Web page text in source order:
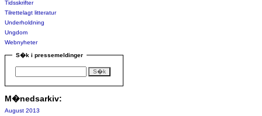
Tidsskrifter
Tilrettelagt litteratur
Underholdning
Ungdom
Webnyheter
S�k i pressemeldinger
M�nedsarkiv:
August 2013